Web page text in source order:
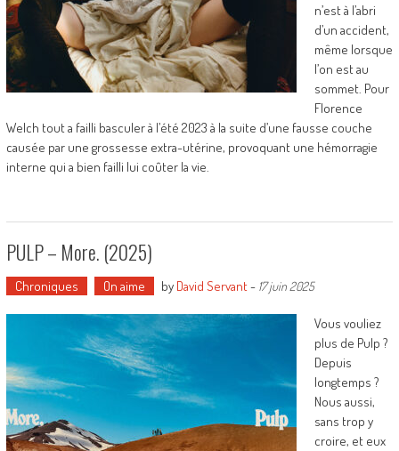
n’est à l’abri
d’un accident,
même lorsque
l’on est au
sommet. Pour
Florence
Welch tout a failli basculer à l’été 2023 à la suite d’une fausse couche
causée par une grossesse extra-utérine, provoquant une hémorragie
interne qui a bien failli lui coûter la vie.
PULP – More. (2025)
Chroniques On aime by David Servant- 17 juin 2025
Vous vouliez
plus de Pulp ?
Depuis
longtemps ?
Nous aussi,
sans trop y
croire, et eux